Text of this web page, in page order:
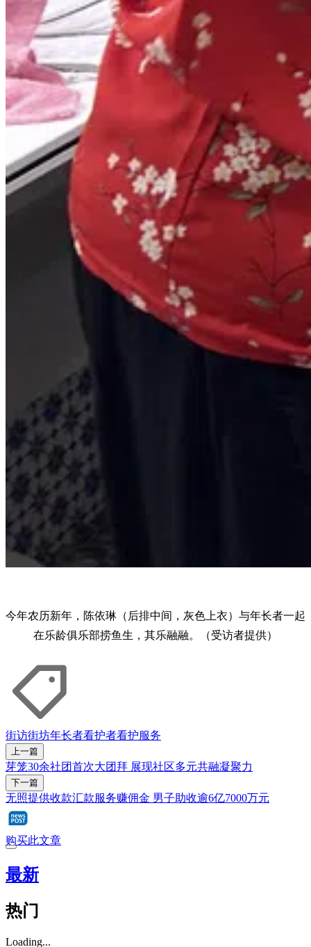
今年农历新年，陈依琳（后排中间，灰色上衣）与年长者一起
在乐龄俱乐部捞鱼生，其乐融融。（受访者提供）
街访街坊年长者看护者看护服务
上一篇
芽笼30余社团首次大团拜 展现社区多元共融凝聚力
下一篇
无照提供收款汇款服务赚佣金 男子助收逾6亿7000万元
购买此文章
最新
热门
Loading...